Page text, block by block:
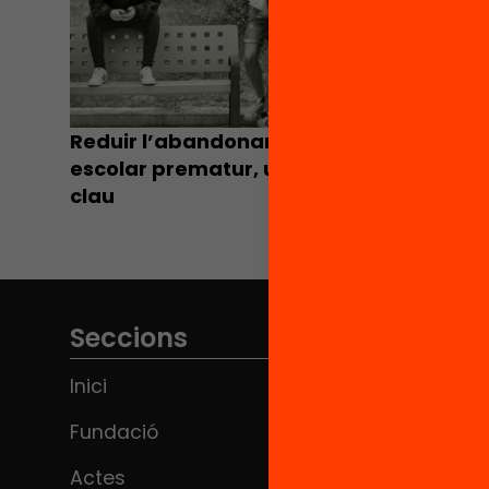
Reduir l’abandonament
escolar prematur, un repte
clau
Seccions
Inici
Fundació
Actes